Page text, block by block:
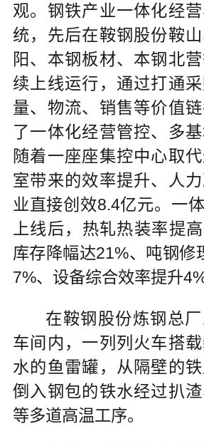
观。钢铁产业一体化经
统，先后在鞍钢股份鞍
阳、本钢板材、本钢北
续上线运行，通过打通
量、物流、销售等价值
了一体化经营管控、多基
随着一座座集控中心取
室带来的效率提升、人
业直接创效8.4亿元。一
上线后，热轧热装率提
库存降幅达21%、吨钢修
7%、设备综合效率提升4%
在鞍钢股份炼钢总
车间内，一列列火车搭
水的鱼雷罐，从隔壁的铁
倒入钢包的铁水经过扒
等多道高温工序。